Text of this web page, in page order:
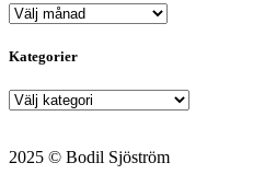
Arkiv
Kategorier
Kategorier
2025 © Bodil Sjöström